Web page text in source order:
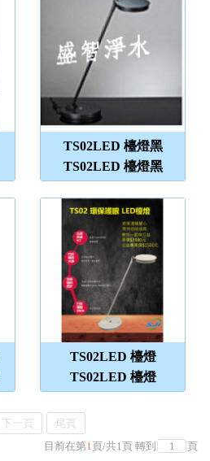
TS02LED 檯燈黑
TS02LED 檯燈黑
TS02LED 檯燈
TS02LED 檯燈
下一頁
尾頁
目前在第1頁/共1頁 轉到 頁